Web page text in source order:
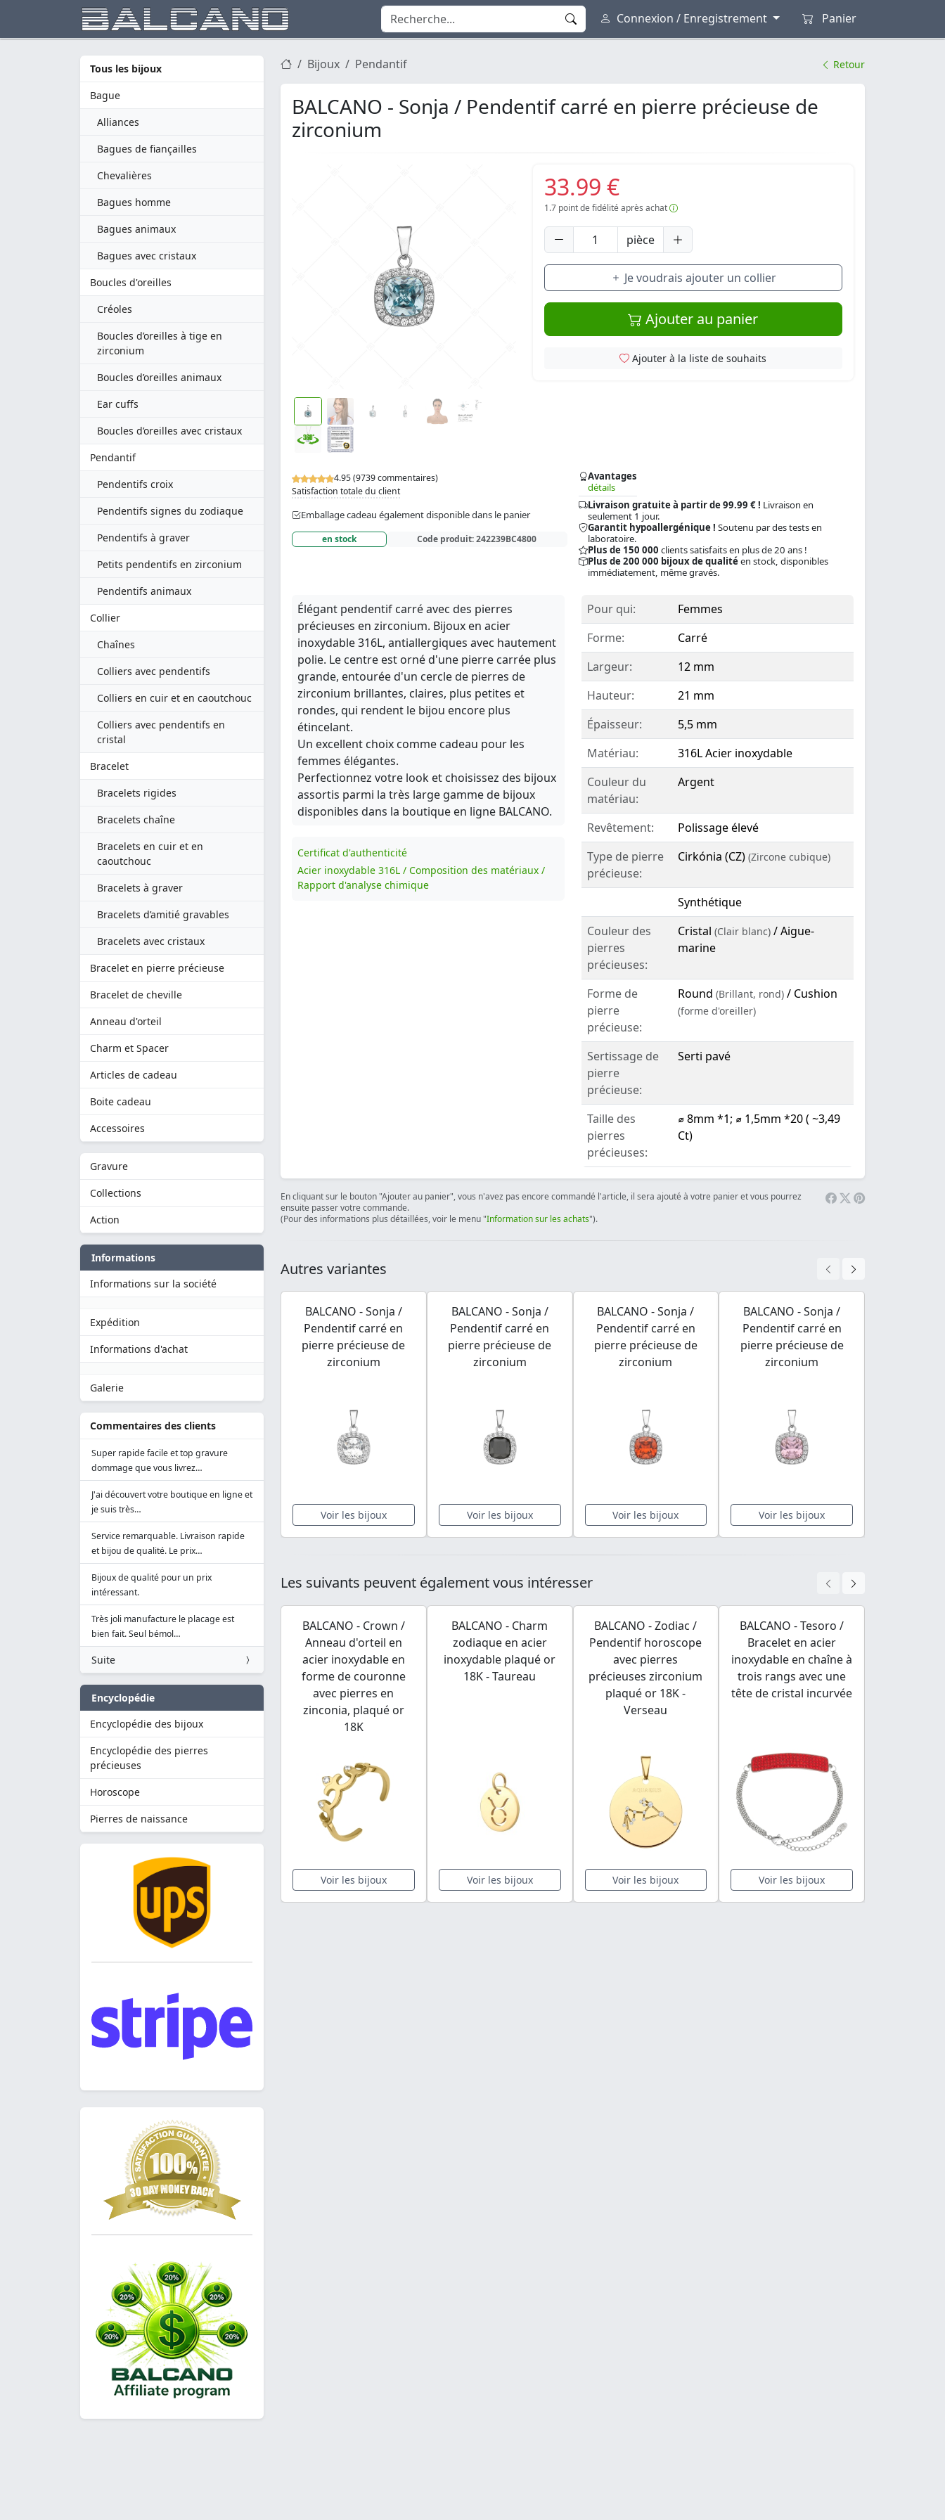
Connexion / Enregistrement Panier
Tous les bijoux
Bague
Alliances
Bagues de fiançailles
Chevalières
Bagues homme
Bagues animaux
Bagues avec cristaux
Boucles d'oreilles
Créoles
Boucles d’oreilles à tige en
zirconium
Boucles d’oreilles animaux
Ear cuffs
Boucles d’oreilles avec cristaux
Pendantif
Pendentifs croix
Pendentifs signes du zodiaque
Pendentifs à graver
Petits pendentifs en zirconium
Pendentifs animaux
Collier
Chaînes
Colliers avec pendentifs
Colliers en cuir et en caoutchouc
Colliers avec pendentifs en
cristal
Bracelet
Bracelets rigides
Bracelets chaîne
Bracelets en cuir et en
caoutchouc
Bracelets à graver
Bracelets d’amitié gravables
Bracelets avec cristaux
Bracelet en pierre précieuse
Bracelet de cheville
Anneau d'orteil
Charm et Spacer
Articles de cadeau
Boite cadeau
Accessoires
Gravure
Collections
Action
Informations
Informations sur la société
Expédition
Informations d'achat
Galerie
Commentaires des clients
Super rapide facile et top gravure
dommage que vous livrez…
J'ai découvert votre boutique en ligne et
je suis très…
Service remarquable. Livraison rapide
et bijou de qualité. Le prix…
Bijoux de qualité pour un prix
intéressant.
Très joli manufacture le placage est
bien fait. Seul bémol…
Suite
Encyclopédie
Encyclopédie des bijoux
Encyclopédie des pierres
précieuses
Horoscope
Pierres de naissance
Bijoux Pendantif Retour
BALCANO - Sonja / Pendentif carré en pierre précieuse de
zirconium
4.95 (9739 commentaires)
Satisfaction totale du client
Emballage cadeau également disponible dans le panier
en stock Code produit:242239BC4800
Avantages
détails
Livraison gratuite à partir de 99.99 € ! Livraison en
seulement 1 jour.
Garantit hypoallergénique ! Soutenu par des tests en
laboratoire.
Plus de 150 000 clients satisfaits en plus de 20 ans !
Plus de 200 000 bijoux de qualitéen stock, disponibles
immédiatement, même gravés.
33.99 €
1.7point de fidélité après achat
pièce
Je voudrais ajouter un collier
Ajouter au panier
Ajouter à la liste de souhaits
Élégant pendentif carré avec des pierres
précieuses en zirconium. Bijoux en acier
inoxydable 316L, antiallergiques avec hautement
polie. Le centre est orné d'une pierre carrée plus
grande, entourée d'un cercle de pierres de
zirconium brillantes, claires, plus petites et
rondes, qui rendent le bijou encore plus
étincelant.
Un excellent choix comme cadeau pour les
femmes élégantes.
Perfectionnez votre look et choisissez des bijoux
assortis parmi la très large gamme de bijoux
disponibles dans la boutique en ligne BALCANO.
Certificat d'authenticité
Acier inoxydable 316L / Composition des matériaux /
Rapport d'analyse chimique
Pour qui:
Femmes
Forme:
Carré
Largeur:
12 mm
Hauteur:
21 mm
Épaisseur:
5,5 mm
Matériau:
316L Acier inoxydable
Couleur du
matériau:
Argent
Revêtement:
Polissage élevé
Type de pierre
précieuse:
Cirkónia (CZ) (Zircone cubique)
Synthétique
Couleur des
pierres
précieuses:
Cristal (Clair blanc)/ Aigue-
marine
Forme de
pierre
précieuse:
Round (Brillant, rond)/ Cushion
(forme d'oreiller)
Sertissage de
pierre
précieuse:
Serti pavé
Taille des
pierres
précieuses:
⌀ 8mm *1; ⌀ 1,5mm *20 ( ~3,49
Ct)
En cliquant sur le bouton "Ajouter au panier", vous n'avez pas encore commandé l'article, il sera ajouté à votre panier et vous pourrez
ensuite passer votre commande.
(Pour des informations plus détaillées, voir le menu "Information sur les achats").
Autres variantes
BALCANO - Sonja /
Pendentif carré en
pierre précieuse de
zirconium
Voir les bijoux
BALCANO - Sonja /
Pendentif carré en
pierre précieuse de
zirconium
Voir les bijoux
BALCANO - Sonja /
Pendentif carré en
pierre précieuse de
zirconium
Voir les bijoux
BALCANO - Sonja /
Pendentif carré en
pierre précieuse de
zirconium
Voir les bijoux
Les suivants peuvent également vous intéresser
BALCANO - Crown /
Anneau d'orteil en
acier inoxydable en
forme de couronne
avec pierres en
zinconia, plaqué or
18K
Voir les bijoux
BALCANO - Charm
zodiaque en acier
inoxydable plaqué or
18K - Taureau
Voir les bijoux
BALCANO - Zodiac /
Pendentif horoscope
avec pierres
précieuses zirconium
plaqué or 18K -
Verseau
Voir les bijoux
BALCANO - Tesoro /
Bracelet en acier
inoxydable en chaîne à
trois rangs avec une
tête de cristal incurvée
Voir les bijoux